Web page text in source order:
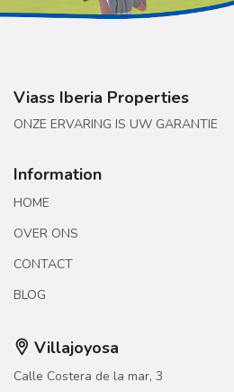
Viass Iberia Properties
ONZE ERVARING IS UW GARANTIE
Information
HOME
OVER ONS
CONTACT
BLOG
Villajoyosa
Calle Costera de la mar, 3